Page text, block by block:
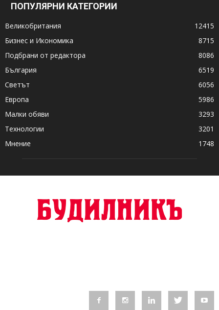
ПОПУЛЯРНИ КАТЕГОРИИ
Великобритания
12415
Бизнес и Икономика
8715
Подбрани от редактора
8086
България
6519
Светът
6056
Европа
5986
Малки обяви
3293
Технологии
3201
Мнение
1748